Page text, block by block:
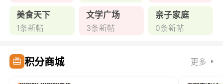
美食天下
1条新帖
文学广场
3条新帖
亲子家庭
0条新帖
积分商城 更多